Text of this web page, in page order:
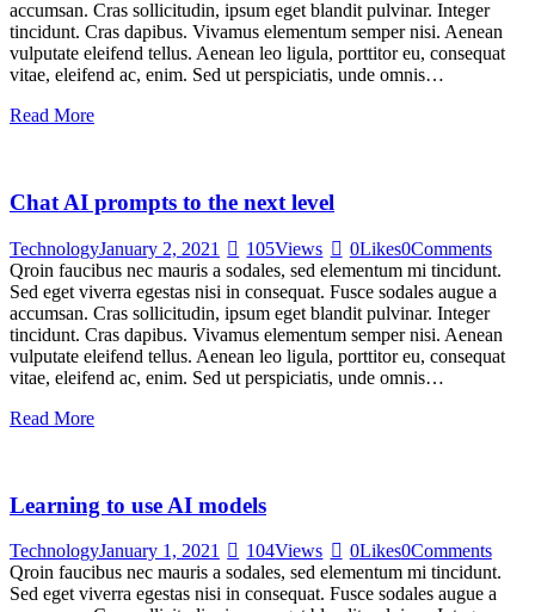
accumsan. Cras sollicitudin, ipsum eget blandit pulvinar. Integer
tincidunt. Cras dapibus. Vivamus elementum semper nisi. Aenean
vulputate eleifend tellus. Aenean leo ligula, porttitor eu, consequat
vitae, eleifend ac, enim. Sed ut perspiciatis, unde omnis…
Read More
Chat AI prompts to the next level
TechnologyJanuary 2, 2021 105Views 0Likes0Comments
Qroin faucibus nec mauris a sodales, sed elementum mi tincidunt.
Sed eget viverra egestas nisi in consequat. Fusce sodales augue a
accumsan. Cras sollicitudin, ipsum eget blandit pulvinar. Integer
tincidunt. Cras dapibus. Vivamus elementum semper nisi. Aenean
vulputate eleifend tellus. Aenean leo ligula, porttitor eu, consequat
vitae, eleifend ac, enim. Sed ut perspiciatis, unde omnis…
Read More
Learning to use AI models
TechnologyJanuary 1, 2021 104Views 0Likes0Comments
Qroin faucibus nec mauris a sodales, sed elementum mi tincidunt.
Sed eget viverra egestas nisi in consequat. Fusce sodales augue a